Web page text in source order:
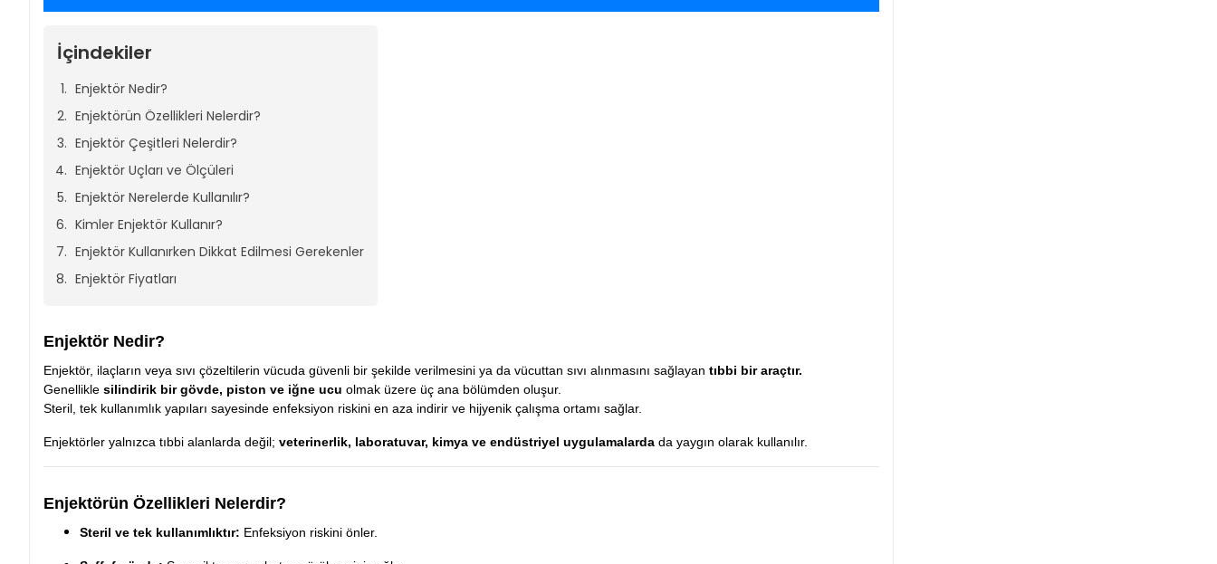
İçindekiler
Enjektör Nedir?
Enjektörün Özellikleri Nelerdir?
Enjektör Çeşitleri Nelerdir?
Enjektör Uçları ve Ölçüleri
Enjektör Nerelerde Kullanılır?
Kimler Enjektör Kullanır?
Enjektör Kullanırken Dikkat Edilmesi Gerekenler
Enjektör Fiyatları
Enjektör Nedir?
Enjektör, ilaçların veya sıvı çözeltilerin vücuda güvenli bir şekilde verilmesini ya da vücuttan sıvı alınmasını sağlayan tıbbi bir araçtır.
Genellikle silindirik bir gövde, piston ve iğne ucu olmak üzere üç ana bölümden oluşur.
Steril, tek kullanımlık yapıları sayesinde enfeksiyon riskini en aza indirir ve hijyenik çalışma ortamı sağlar.
Enjektörler yalnızca tıbbi alanlarda değil; veterinerlik, laboratuvar, kimya ve endüstriyel uygulamalarda da yaygın olarak kullanılır.
Enjektörün Özellikleri Nelerdir?
Steril ve tek kullanımlıktır: Enfeksiyon riskini önler.